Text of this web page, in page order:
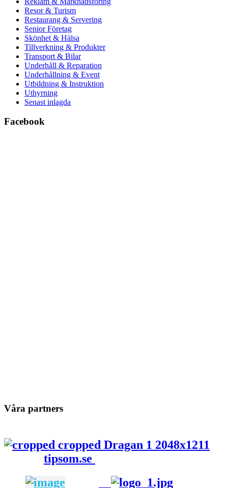
Resor & Turism
Restaurang & Servering
Senior Företag
Skönhet & Hälsa
Tillverkning & Produkter
Transport & Bilar
Underhåll & Reparation
Underhållning & Event
Utbildning & Instruktion
Uthyrning
Senast inlagda
Facebook
Våra partners
tipsom.se